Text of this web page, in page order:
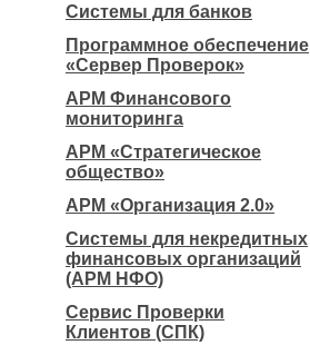
Системы для банков
Программное обеспечение
«Сервер Проверок»
АРМ Финансового
мониторинга
АРМ «Стратегическое
общество»
АРМ «Организация 2.0»
Системы для некредитных
финансовых организаций
(АРМ НФО)
Сервис Проверки
Клиентов (СПК)